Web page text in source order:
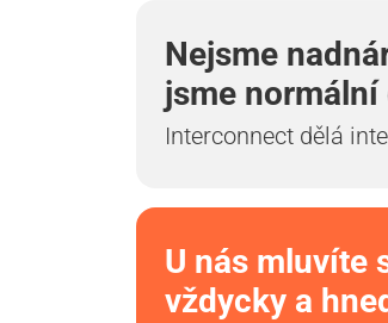
Nejsme
jsme
Interconnect dělá
U nás mluvíte
vždycky a